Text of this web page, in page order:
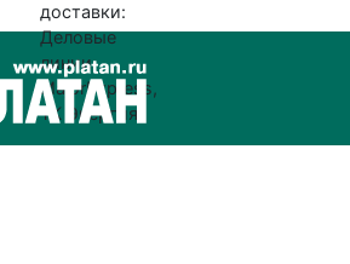
доставки:
Деловые
линии,
MajorExpress,
ТК Энергия